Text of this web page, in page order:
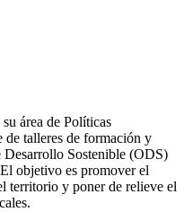
área de Políticas
de talleres de formación y
Sostenible (ODS)
objetivo es promover el
territorio y poner de relieve el